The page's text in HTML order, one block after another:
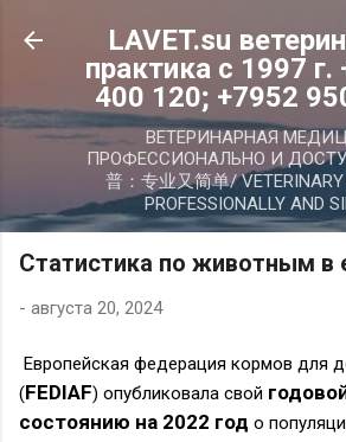
К основному
LAVET.su
практика с 1997 г.
400 120; +7952
ВЕТЕРИНАРНАЯ
ПРОФЕССИОНАЛЬНО И
普：专业又简单/ VETERINARY
PROFESSIONALLY AND
Статистика по животным в
- августа 20, 2024
Европейская федерация кормов для
(FEDIAF) опубликовала свой
состоянию на 2022 год о